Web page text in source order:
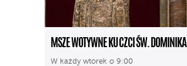
MSZE WOTYWNE KU CZCI ŚW. DOMINIKA
W każdy wtorek o 9:00